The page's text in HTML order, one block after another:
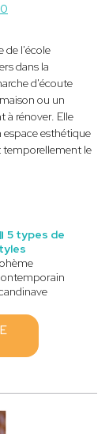
de l'école
dans la
d'écoute
ou un
à rénover. Elle
esthétique
le
5 types de